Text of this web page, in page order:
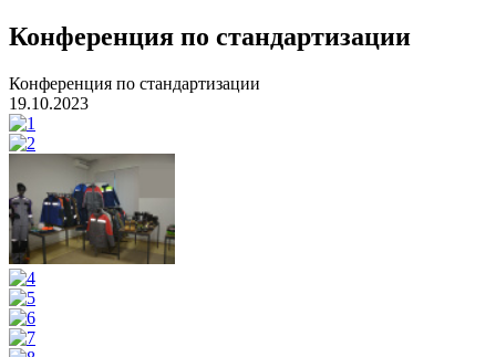
Конференция по стандартизации
Конференция по стандартизации
19.10.2023